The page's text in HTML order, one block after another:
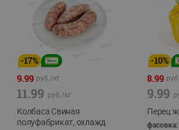
-17%
9.99 руб./кг
11.99 руб./кг
Колбаса Свиная
полуфабрикат, охлажд
-10%
8.99
9.99
Перец